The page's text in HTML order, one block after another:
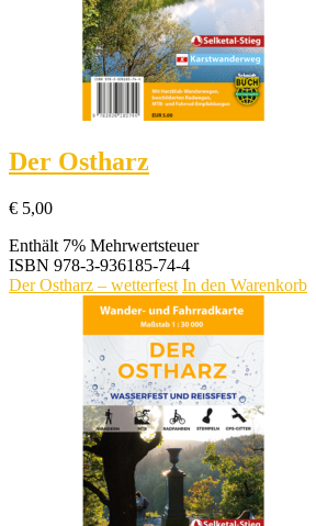
Der Ostharz
€ 5,00
Enthält 7% Mehrwertsteuer
ISBN 978-3-936185-74-4
Der Ostharz – wetterfest In den Warenkorb